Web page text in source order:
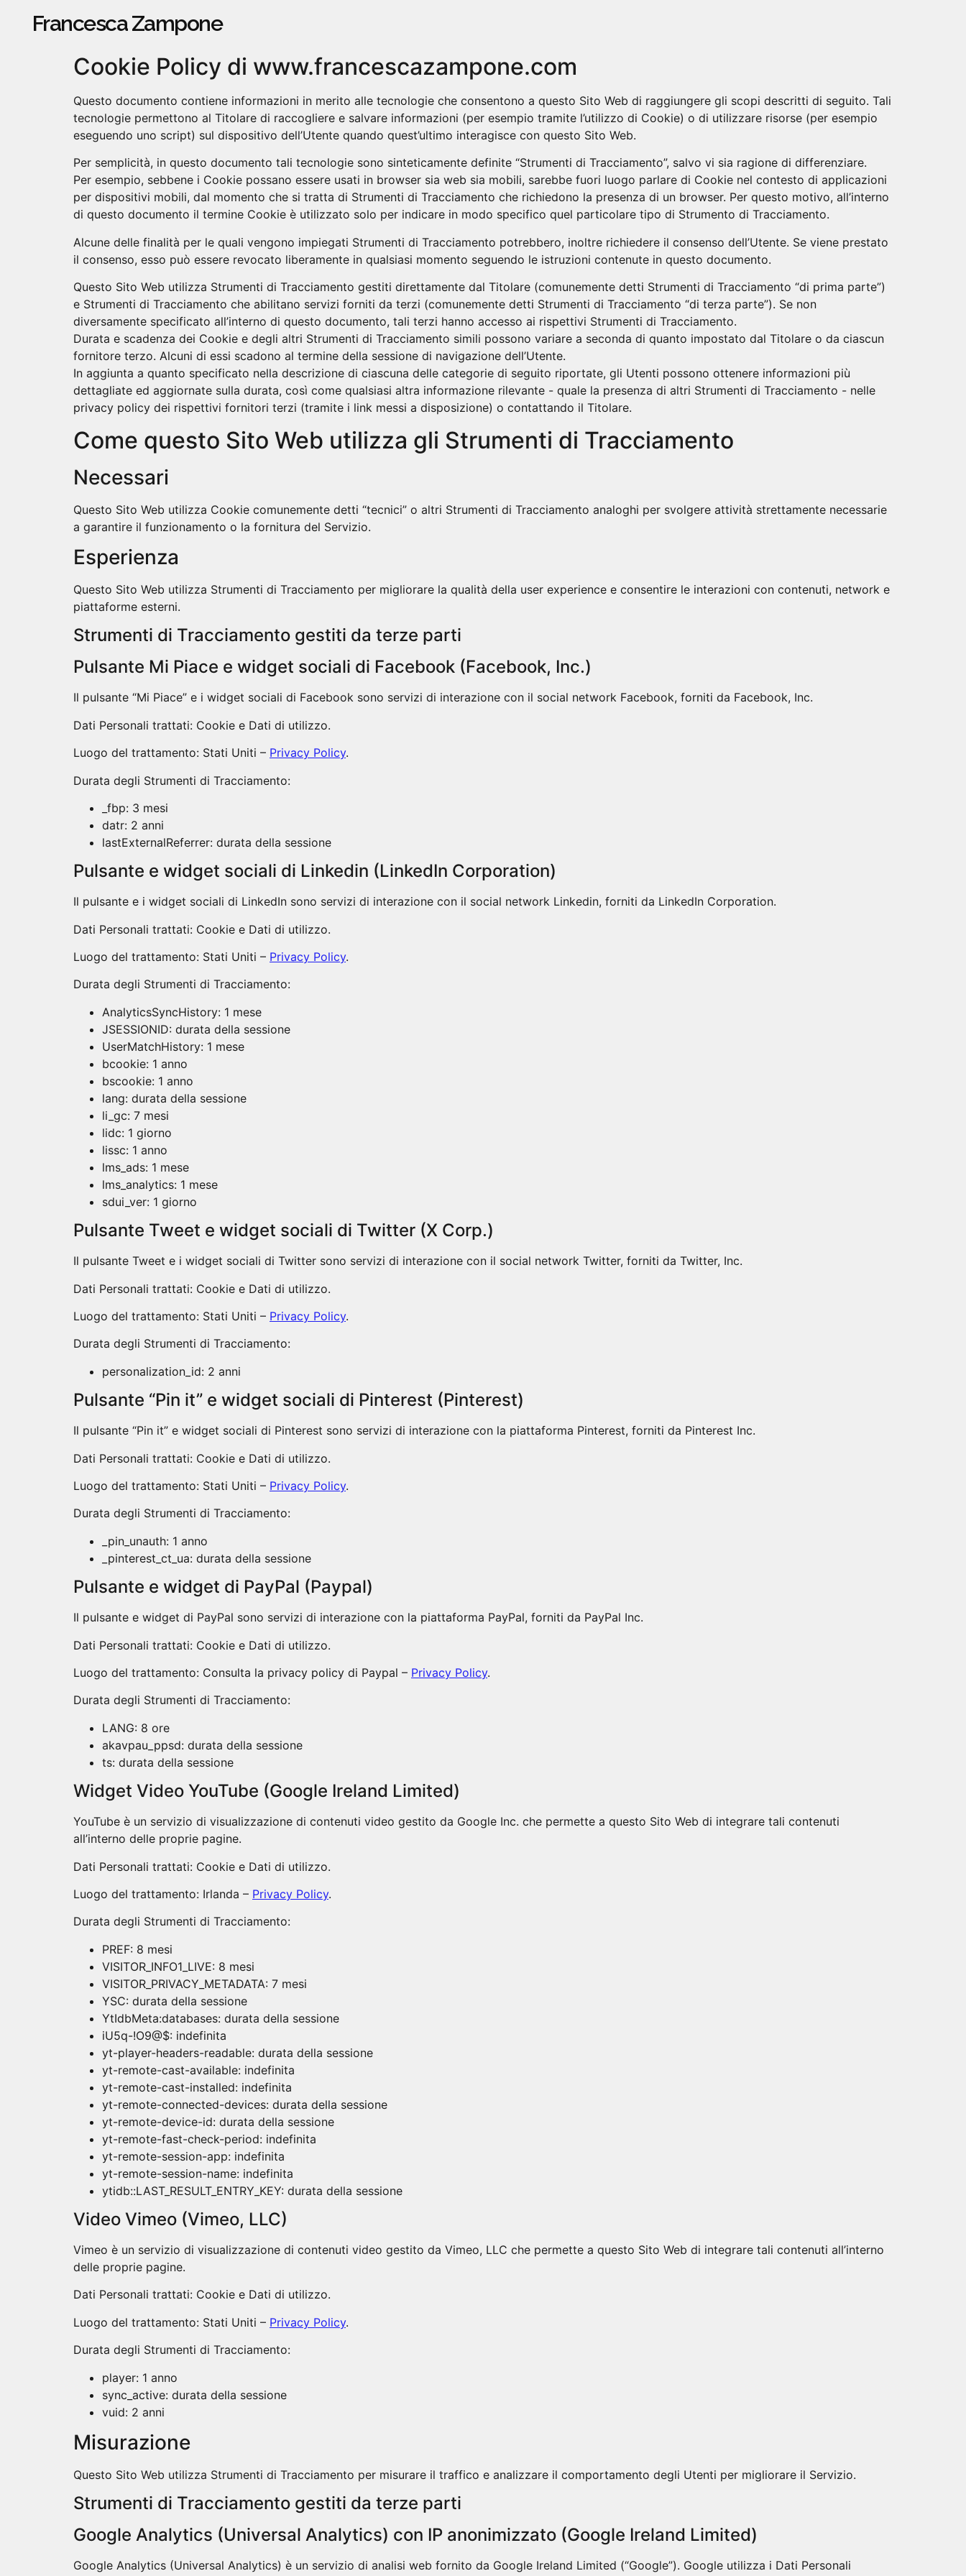
Francesca Zampone
Cookie Policy di www.francescazampone.com
Questo documento contiene informazioni in merito alle tecnologie che consentono a questo Sito Web di raggiungere gli scopi descritti di seguito. Tali
tecnologie permettono al Titolare di raccogliere e salvare informazioni (per esempio tramite l’utilizzo di Cookie) o di utilizzare risorse (per esempio
eseguendo uno script) sul dispositivo dell’Utente quando quest’ultimo interagisce con questo Sito Web.
Per semplicità, in questo documento tali tecnologie sono sinteticamente definite “Strumenti di Tracciamento”, salvo vi sia ragione di differenziare.
Per esempio, sebbene i Cookie possano essere usati in browser sia web sia mobili, sarebbe fuori luogo parlare di Cookie nel contesto di applicazioni
per dispositivi mobili, dal momento che si tratta di Strumenti di Tracciamento che richiedono la presenza di un browser. Per questo motivo, all’interno
di questo documento il termine Cookie è utilizzato solo per indicare in modo specifico quel particolare tipo di Strumento di Tracciamento.
Alcune delle finalità per le quali vengono impiegati Strumenti di Tracciamento potrebbero, inoltre richiedere il consenso dell’Utente. Se viene prestato
il consenso, esso può essere revocato liberamente in qualsiasi momento seguendo le istruzioni contenute in questo documento.
Questo Sito Web utilizza Strumenti di Tracciamento gestiti direttamente dal Titolare (comunemente detti Strumenti di Tracciamento “di prima parte”)
e Strumenti di Tracciamento che abilitano servizi forniti da terzi (comunemente detti Strumenti di Tracciamento “di terza parte”). Se non
diversamente specificato all’interno di questo documento, tali terzi hanno accesso ai rispettivi Strumenti di Tracciamento.
Durata e scadenza dei Cookie e degli altri Strumenti di Tracciamento simili possono variare a seconda di quanto impostato dal Titolare o da ciascun
fornitore terzo. Alcuni di essi scadono al termine della sessione di navigazione dell’Utente.
In aggiunta a quanto specificato nella descrizione di ciascuna delle categorie di seguito riportate, gli Utenti possono ottenere informazioni più
dettagliate ed aggiornate sulla durata, così come qualsiasi altra informazione rilevante - quale la presenza di altri Strumenti di Tracciamento - nelle
privacy policy dei rispettivi fornitori terzi (tramite i link messi a disposizione) o contattando il Titolare.
Come questo Sito Web utilizza gli Strumenti di Tracciamento
Necessari
Questo Sito Web utilizza Cookie comunemente detti “tecnici” o altri Strumenti di Tracciamento analoghi per svolgere attività strettamente necessarie
a garantire il funzionamento o la fornitura del Servizio.
Esperienza
Questo Sito Web utilizza Strumenti di Tracciamento per migliorare la qualità della user experience e consentire le interazioni con contenuti, network e
piattaforme esterni.
Strumenti di Tracciamento gestiti da terze parti
Pulsante Mi Piace e widget sociali di Facebook (Facebook, Inc.)
Il pulsante “Mi Piace” e i widget sociali di Facebook sono servizi di interazione con il social network Facebook, forniti da Facebook, Inc.
Dati Personali trattati: Cookie e Dati di utilizzo.
Luogo del trattamento: Stati Uniti – Privacy Policy.
Durata degli Strumenti di Tracciamento:
_fbp: 3 mesi
datr: 2 anni
lastExternalReferrer: durata della sessione
Pulsante e widget sociali di Linkedin (LinkedIn Corporation)
Il pulsante e i widget sociali di LinkedIn sono servizi di interazione con il social network Linkedin, forniti da LinkedIn Corporation.
Dati Personali trattati: Cookie e Dati di utilizzo.
Luogo del trattamento: Stati Uniti – Privacy Policy.
Durata degli Strumenti di Tracciamento:
AnalyticsSyncHistory: 1 mese
JSESSIONID: durata della sessione
UserMatchHistory: 1 mese
bcookie: 1 anno
bscookie: 1 anno
lang: durata della sessione
li_gc: 7 mesi
lidc: 1 giorno
lissc: 1 anno
lms_ads: 1 mese
lms_analytics: 1 mese
sdui_ver: 1 giorno
Pulsante Tweet e widget sociali di Twitter (X Corp.)
Il pulsante Tweet e i widget sociali di Twitter sono servizi di interazione con il social network Twitter, forniti da Twitter, Inc.
Dati Personali trattati: Cookie e Dati di utilizzo.
Luogo del trattamento: Stati Uniti – Privacy Policy.
Durata degli Strumenti di Tracciamento:
personalization_id: 2 anni
Pulsante “Pin it” e widget sociali di Pinterest (Pinterest)
Il pulsante “Pin it” e widget sociali di Pinterest sono servizi di interazione con la piattaforma Pinterest, forniti da Pinterest Inc.
Dati Personali trattati: Cookie e Dati di utilizzo.
Luogo del trattamento: Stati Uniti – Privacy Policy.
Durata degli Strumenti di Tracciamento:
_pin_unauth: 1 anno
_pinterest_ct_ua: durata della sessione
Pulsante e widget di PayPal (Paypal)
Il pulsante e widget di PayPal sono servizi di interazione con la piattaforma PayPal, forniti da PayPal Inc.
Dati Personali trattati: Cookie e Dati di utilizzo.
Luogo del trattamento: Consulta la privacy policy di Paypal – Privacy Policy.
Durata degli Strumenti di Tracciamento:
LANG: 8 ore
akavpau_ppsd: durata della sessione
ts: durata della sessione
Widget Video YouTube (Google Ireland Limited)
YouTube è un servizio di visualizzazione di contenuti video gestito da Google Inc. che permette a questo Sito Web di integrare tali contenuti
all’interno delle proprie pagine.
Dati Personali trattati: Cookie e Dati di utilizzo.
Luogo del trattamento: Irlanda – Privacy Policy.
Durata degli Strumenti di Tracciamento:
PREF: 8 mesi
VISITOR_INFO1_LIVE: 8 mesi
VISITOR_PRIVACY_METADATA: 7 mesi
YSC: durata della sessione
YtIdbMeta:databases: durata della sessione
iU5q-!O9@$: indefinita
yt-player-headers-readable: durata della sessione
yt-remote-cast-available: indefinita
yt-remote-cast-installed: indefinita
yt-remote-connected-devices: durata della sessione
yt-remote-device-id: durata della sessione
yt-remote-fast-check-period: indefinita
yt-remote-session-app: indefinita
yt-remote-session-name: indefinita
ytidb::LAST_RESULT_ENTRY_KEY: durata della sessione
Video Vimeo (Vimeo, LLC)
Vimeo è un servizio di visualizzazione di contenuti video gestito da Vimeo, LLC che permette a questo Sito Web di integrare tali contenuti all’interno
delle proprie pagine.
Dati Personali trattati: Cookie e Dati di utilizzo.
Luogo del trattamento: Stati Uniti – Privacy Policy.
Durata degli Strumenti di Tracciamento:
player: 1 anno
sync_active: durata della sessione
vuid: 2 anni
Misurazione
Questo Sito Web utilizza Strumenti di Tracciamento per misurare il traffico e analizzare il comportamento degli Utenti per migliorare il Servizio.
Strumenti di Tracciamento gestiti da terze parti
Google Analytics (Universal Analytics) con IP anonimizzato (Google Ireland Limited)
Google Analytics (Universal Analytics) è un servizio di analisi web fornito da Google Ireland Limited (“Google”). Google utilizza i Dati Personali